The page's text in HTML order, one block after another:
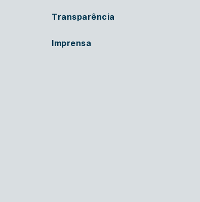
Transparência
Imprensa